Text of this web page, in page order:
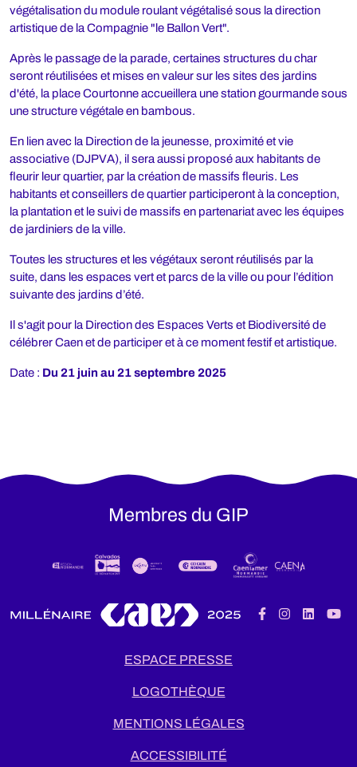
végétalisation du module roulant végétalisé sous la direction
artistique de la Compagnie "le Ballon Vert".
Après le passage de la parade, certaines structures du char
seront réutilisées et mises en valeur sur les sites des jardins
d'été, la place Courtonne accueillera une station gourmande sous
une structure végétale en bambous.
En lien avec la Direction de la jeunesse, proximité et vie
associative (DJPVA), il sera aussi proposé aux habitants de
fleurir leur quartier, par la création de massifs fleuris. Les
habitants et conseillers de quartier participeront à la conception,
la plantation et le suivi de massifs en partenariat avec les équipes
de jardiniers de la ville.
Toutes les structures et les végétaux seront réutilisés par la
suite, dans les espaces vert et parcs de la ville ou pour l’édition
suivante des jardins d’été.
Il s'agit pour la Direction des Espaces Verts et Biodiversité de
célébrer Caen et de participer et à ce moment festif et artistique.
Date : Du 21 juin au 21 septembre 2025
Membres du GIP
ESPACE PRESSE
LOGOTHÈQUE
MENTIONS LÉGALES
ACCESSIBILITÉ